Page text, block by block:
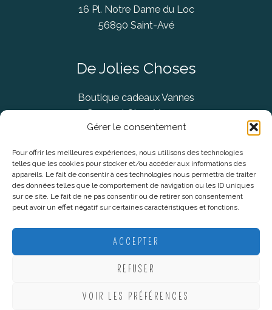
Gérer le consentement
Pour offrir les meilleures expériences, nous utilisons des technologies
telles que les cookies pour stocker et/ou accéder aux informations des
appareils. Le fait de consentir à ces technologies nous permettra de traiter
des données telles que le comportement de navigation ou les ID uniques
sur ce site. Le fait de ne pas consentir ou de retirer son consentement
peut avoir un effet négatif sur certaines caractéristiques et fonctions.
ACCEPTER
REFUSER
VOIR LES PRÉFÉRENCES
16 Pl. Notre Dame du Loc
56890 Saint-Avé
De Jolies Choses
Boutique cadeaux Vannes
Concept Store Vannes
Informations légales
CGV
Politique De Confidentialité
Plan du site